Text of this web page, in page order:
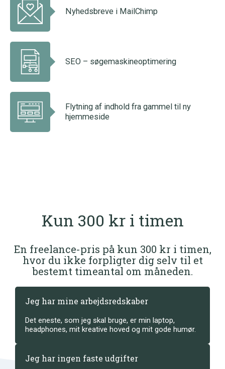
Nyhedsbreve i MailChimp
SEO – søgemaskineoptimering
Flytning af indhold fra gammel til ny
hjemmeside
Kun 300 kr i timen
En freelance-pris på kun 300 kr i timen,
hvor du ikke forpligter dig selv til et
bestemt timeantal om måneden.
Jeg har mine arbejdsredskaber
Det eneste, som jeg skal bruge, er min laptop,
headphones, mit kreative hoved og mit gode humør.
Jeg har ingen faste udgifter